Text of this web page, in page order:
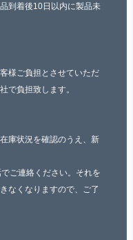
到着後10日以内に製品未
様ご負担とさせていただ
で負担致します。
庫状況を確認のうえ、新
ご連絡ください。それを
なくなりますので、ご了